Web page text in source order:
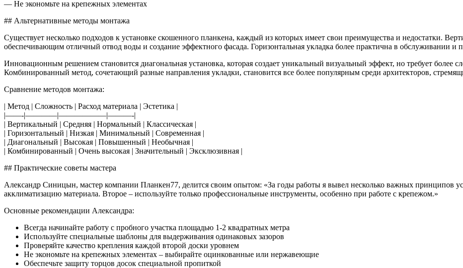
— Не экономьте на крепежных элементах
## Альтернативные методы монтажа
Существует несколько подходов к установке скошенного планкена, каждый из которых имеет свои преимущества и недостатки.
обеспечивающим отличный отвод воды и создание эффектного фасада. Горизонтальная укладка более практична в обслуживании и
Инновационным решением становится диагональная установка, которая создает уникальный визуальный эффект, но требует более
Комбинированный метод, сочетающий разные направления укладки, становится все более популярным среди архитекторов,
Сравнение методов монтажа:
| Метод | Сложность | Расход материала | Эстетика |
|——-|————|——————|———-|
| Вертикальный | Средняя | Нормальный | Классическая |
| Горизонтальный | Низкая | Минимальный | Современная |
| Диагональный | Высокая | Повышенный | Необычная |
| Комбинированный | Очень высокая | Значительный | Эксклюзивная |
## Практические советы мастера
Александр Синицын, мастер компании Планкен77, делится своим опытом: «За годы работы я вывел несколько важных принципов
акклиматизацию материала. Второе – используйте только профессиональные инструменты, особенно при работе с крепежом.»
Основные рекомендации Александра:
Всегда начинайте работу с пробного участка площадью 1-2 квадратных метра
Используйте специальные шаблоны для выдерживания одинаковых зазоров
Проверяйте качество крепления каждой второй доски уровнем
Не экономьте на крепежных элементах – выбирайте оцинкованные или нержавеющие
Обеспечьте защиту торцов досок специальной пропиткой